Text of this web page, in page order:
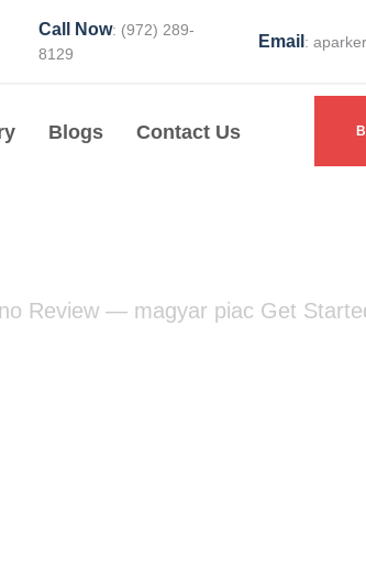
Call Now: (972) 289-
8129
Email :
Blogs Contact Us
Review — magyar piac Get